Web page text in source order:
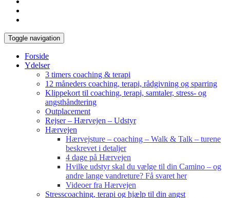
Toggle navigation
Forside
Ydelser
3 timers coaching & terapi
12 måneders coaching, terapi, rådgivning og sparring
Klippekort til coaching, terapi, samtaler, stress- og
angsthåndtering
Outplacement
Rejser – Hærvejen – Udstyr
Hærvejen
Hærvejsture – coaching – Walk & Talk – turene
beskrevet i detaljer
4 dage på Hærvejen
Hvilke udstyr skal du vælge til din Camino – og
andre lange vandreture? Få svaret her
Videoer fra Hærvejen
Stresscoaching, terapi og hjælp til din angst